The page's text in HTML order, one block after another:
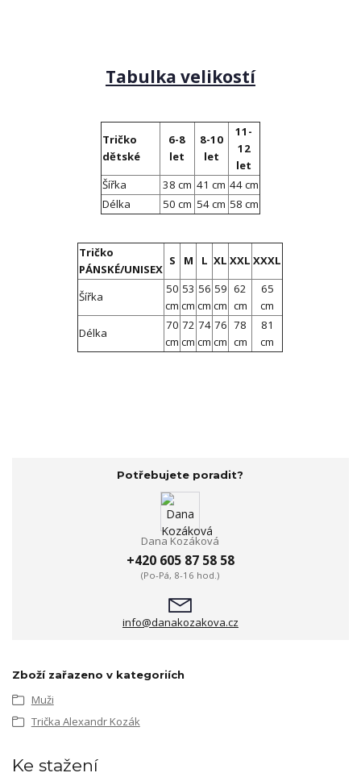
Tabulka velikostí
Tričko
dětské
6-8
let
8-10
let
11-
12
let
Šířka
38 cm 41 cm 44 cm
Délka
50 cm 54 cm 58 cm
Tričko
PÁNSKÉ/UNISEX
S M L XL XXL XXXL
Šířka
50
cm
53
cm
56
cm
59
cm
62
cm
65
cm
Délka
70
cm
72
cm
74
cm
76
cm
78
cm
81
cm
Potřebujete poradit?
Dana Kozáková
+420 605 87 58 58
(Po-Pá, 8-16 hod.)
info@danakozakova.cz
Zboží zařazeno v kategoriích
Muži
Trička Alexandr Kozák
Ke stažení